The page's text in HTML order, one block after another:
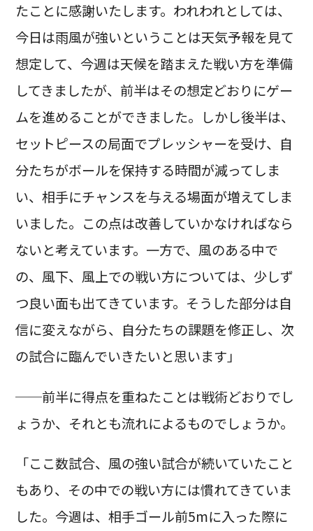
たことに感謝いたします。われわれとしては、
今日は雨風が強いということは天気予報を見て
想定して、今週は天候を踏まえた戦い方を準備
してきましたが、前半はその想定どおりにゲー
ムを進めることができました。しかし後半は、
セットピースの局面でプレッシャーを受け、自
分たちがボールを保持する時間が減ってしま
い、相手にチャンスを与える場面が増えてしま
いました。この点は改善していかなければなら
ないと考えています。一方で、風のある中で
の、風下、風上での戦い方については、少しず
つ良い面も出てきています。そうした部分は自
信に変えながら、自分たちの課題を修正し、次
の試合に臨んでいきたいと思います」
──前半に得点を重ねたことは戦術どおりでし
ょうか、それとも流れによるものでしょうか。
「ここ数試合、風の強い試合が続いていたこと
もあり、その中での戦い方には慣れてきていま
した。今週は、相手ゴール前5mに入った際に